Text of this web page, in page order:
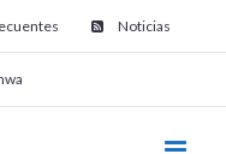
Noticias